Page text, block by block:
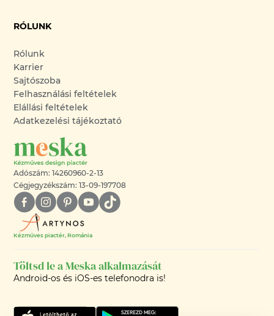
RÓLUNK
Rólunk
Karrier
Sajtószoba
Felhasználási feltételek
Elállási feltételek
Adatkezelési tájékoztató
Adószám: 14260960-2-13
Cégjegyzékszám: 13-09-197708
Kézműves piactér, Románia
Töltsd le a Meska alkalmazását
Android-os és iOS-es telefonodra is!